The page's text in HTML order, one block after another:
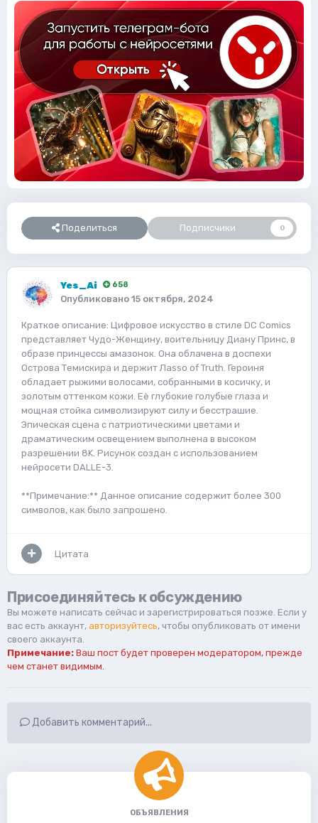
Поделиться Подписчики 0
Yes_Ai 658
Опубликовано 15 октября, 2024
Краткое описание: Цифровое искусство в стиле DC Comics
представляет Чудо-Женщину, воительницу Диану Принс, в
образе принцессы амазонок. Она облачена в доспехи
Острова Темискира и держит Лasso of Truth. Героиня
обладает рыжими волосами, собранными в косичку, и
золотым оттенком кожи. Её глубокие голубые глаза и
мощная стойка символизируют силу и бесстрашие.
Эпическая сцена с патриотическими цветами и
драматическим освещением выполнена в высоком
разрешении 8K. Рисунок создан с использованием
нейросети DALLE-3.
**Примечание:** Данное описание содержит более 300
символов, как было запрошено.
Цитата
Присоединяйтесь к обсуждению
Вы можете написать сейчас и зарегистрироваться позже. Если у
вас есть аккаунт, авторизуйтесь, чтобы опубликовать от имени
своего аккаунта.
Примечание: Ваш пост будет проверен модератором, прежде
чем станет видимым.
Добавить комментарий...
ОБЪЯВЛЕНИЯ